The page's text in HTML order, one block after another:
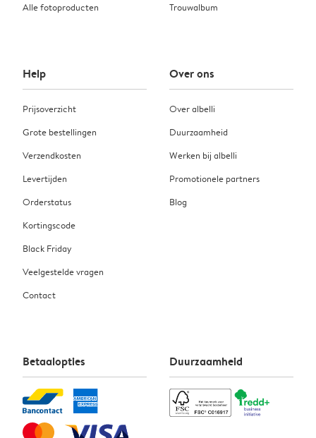
Alle fotoproducten
Trouwalbum
Help
Prijsoverzicht
Grote bestellingen
Verzendkosten
Levertijden
Orderstatus
Kortingscode
Black Friday
Veelgestelde vragen
Contact
Over ons
Over albelli
Duurzaamheid
Werken bij albelli
Promotionele partners
Blog
Betaalopties Duurzaamheid